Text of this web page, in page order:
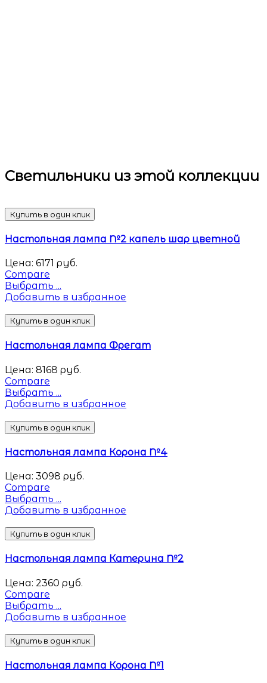
Светильники из этой коллекции
Купить в один клик
Настольная лампа №2 капель шар цветной
Цена: 6171 руб.
Compare
Выбрать ...
Добавить в избранное
Купить в один клик
Настольная лампа Фрегат
Цена: 8168 руб.
Compare
Выбрать ...
Добавить в избранное
Купить в один клик
Настольная лампа Корона №4
Цена: 3098 руб.
Compare
Выбрать ...
Добавить в избранное
Купить в один клик
Настольная лампа Катерина №2
Цена: 2360 руб.
Compare
Выбрать ...
Добавить в избранное
Купить в один клик
Настольная лампа Корона №1